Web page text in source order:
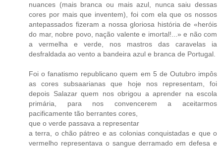
nuances (mais branca ou mais azul, nunca saiu dessas
cores por mais que inventem), foi com ela que os nossos
antepassados fizeram a nossa gloriosa história de «heróis
do mar, nobre povo, nação valente e imortal!...» e não com
a vermelha e verde, nos mastros das caravelas ia
desfraldada ao vento a bandeira azul e branca de Portugal.
Foi o fanatismo republicano quem em 5 de Outubro impôs
as cores subsaarianas que hoje nos representam, foi
depois Salazar quem nos obrigou a aprender na escola
primária, para nos convencerem a aceitarmos
pacificamente tão berrantes cores,
que o verde passava a representar
a terra, o chão pátreo e as colonias conquistadas e que o
vermelho representava o sangue derramado em defesa e